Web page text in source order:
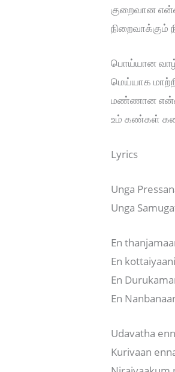
குறைவான
நிறைவாக்கும்
பொய்யான
மெய்யாக
மண்ணான
உம் கண்கள்
Lyrics
Unga
Unga
En
En
En
En
Udavatha
Kurivaan